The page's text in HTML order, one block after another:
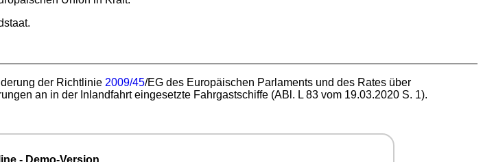
der Richtlinie 2009/45/EG des Europäischen Parlaments und des Rates über
an in der Inlandfahrt eingesetzte Fahrgastschiffe (ABl. L 83 vom 19.03.2020 S. 1).
- Demo-Version